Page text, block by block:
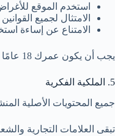
استخدم الموقع
الامتثال لجميع
الامتناع عن إساءة
يجب أن يكون عمرك 18 عامًا على الأقل أو أن تتمتع بالأهلية القانونية لإبرام اتفاقيات ملزمة.
5. الملكية الفكرية
جميع المحتويات الأصلية
تبقى العلامات التجارية